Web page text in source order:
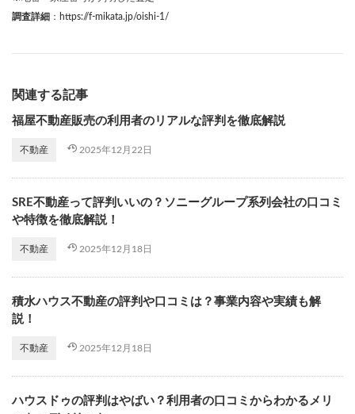
調査詳細 ： https://f-mikata.jp/oishi-1/
関連する記事
福屋不動産販売の利用者のリアルな評判を徹底解説
不動産 2025年12月22日
SRE不動産って評判いいの？ソニーグループ系列会社の口コミ
や特徴を徹底解説！
不動産 2025年12月18日
積水ハウス不動産の評判や口コミは？事業内容や実績も解
説！
不動産 2025年12月18日
ハウスドゥの評判はやばい？利用者の口コミからわかるメリ